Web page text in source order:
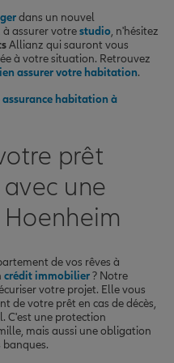
dans un nouvel
assurer votrestudio, n'hésitez
Allianz qui sauront vous
à votre situation. Retrouvez
assurer votre habitation.
habitation à
prêt
une
de vos rêves à
crédit immobilier? Notre
votre projet. Elle vous
de votre prêt en cas de décès,
C'est une protection
mais aussi une obligation